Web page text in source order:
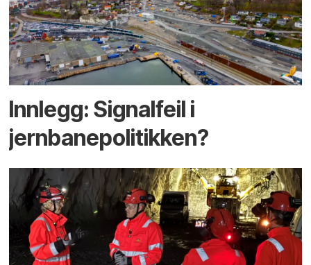
Innlegg: Signalfeil i
jernbanepolitikken?